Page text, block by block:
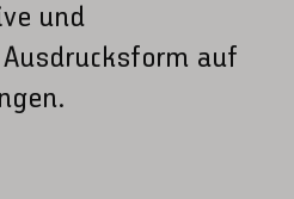
und
auf